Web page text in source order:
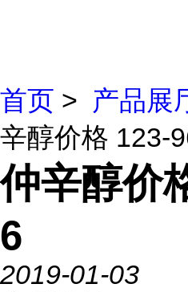
首页 > 产品展
辛醇价格 123-
仲辛醇价
6
2019-01-03